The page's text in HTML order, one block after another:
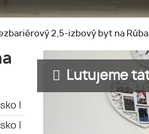
2,5-izbový byt na
I
I
Ľutujeme